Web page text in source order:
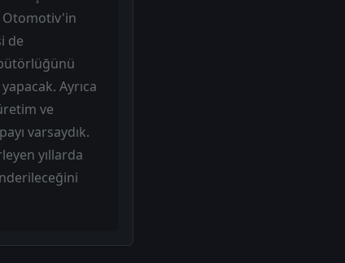
Otomotiv'in
de
Ayrıca
ve
varsaydık.
yıllarda